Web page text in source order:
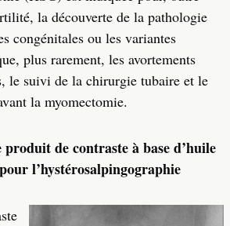
la découverte de la pathologie
congénitales ou les variantes
plus rarement, les avortements
le suivi de la chirurgie tubaire et le
la myomectomie.
produit de contraste à base d’huile
l’hystérosalpingographie